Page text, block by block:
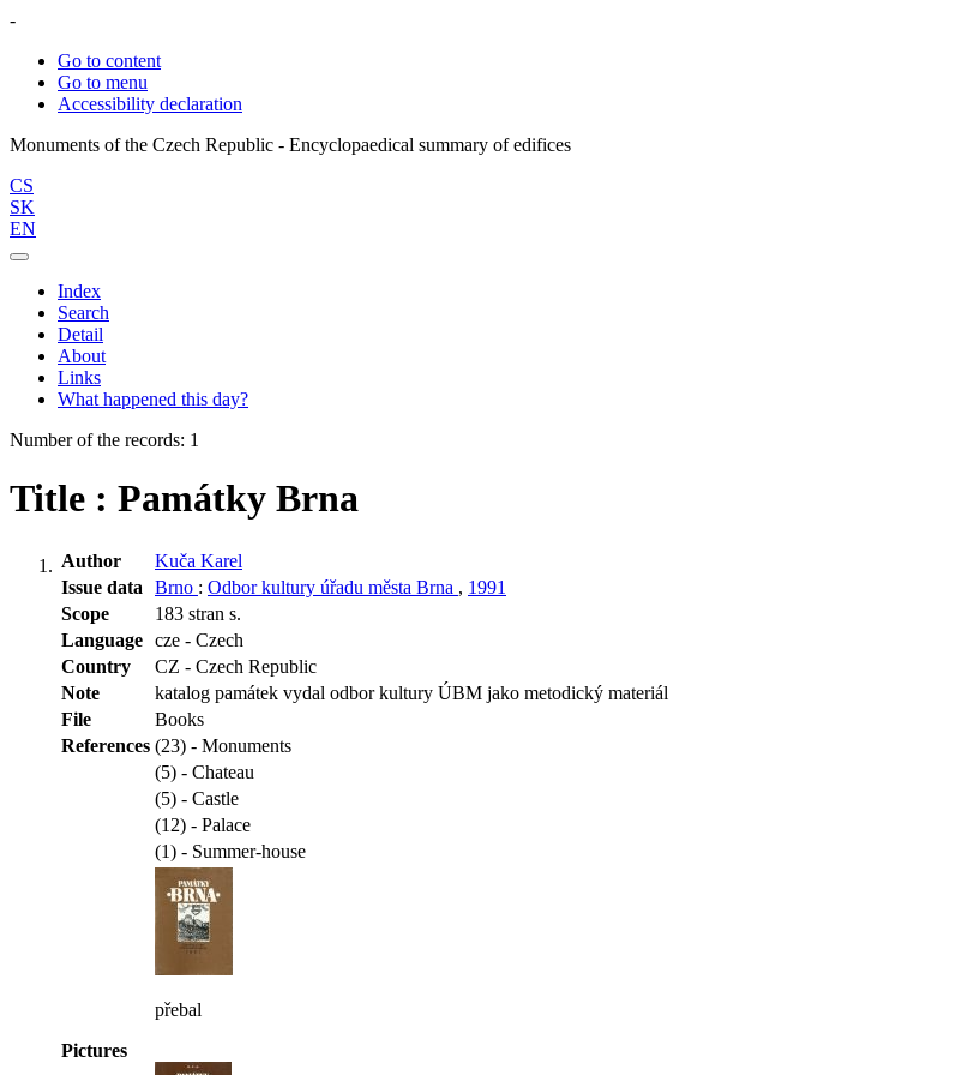
-
Go to content
Go to menu
Accessibility declaration
CS
SK
EN
Index
Search
Detail
About
Links
What happened this day?
Number of the records: 1
Title : Památky Brna
Author
Kuča Karel
Issue data
Brno : Odbor kultury úřadu města Brna , 1991
Scope
183 stran s.
Language cze - Czech
Country
CZ - Czech Republic
Note
katalog památek vydal odbor kultury ÚBM jako metodický materiál
File
Books
References (23) - Monuments
(5) - Chateau
(5) - Castle
(12) - Palace
(1) - Summer-house
Pictures
přebal